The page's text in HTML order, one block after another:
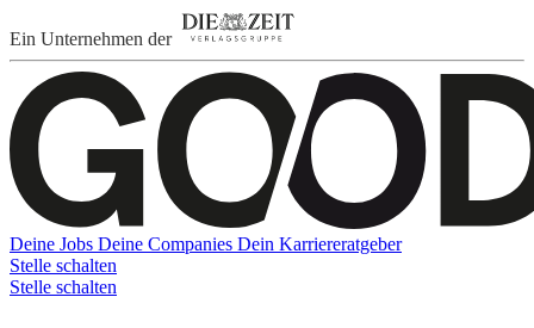
Ein Unternehmen der
Deine Jobs Deine Companies Dein Karriereratgeber
Stelle schalten
Stelle schalten